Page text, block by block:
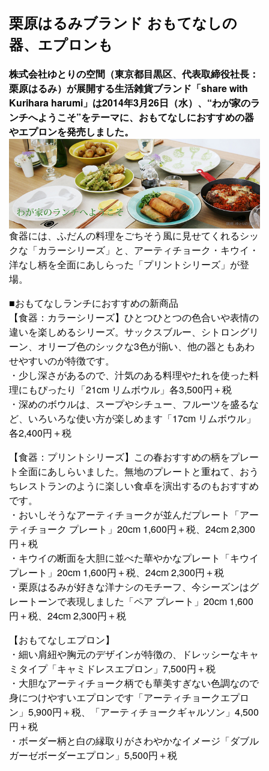
栗原はるみブランド おもてなしの
器、エプロンも
株式会社ゆとりの空間（東京都目黒区、代表取締役社長：
栗原はるみ）が展開する生活雑貨ブランド「share with
Kurihara harumi」は2014年3月26日（水）、“わが家のラ
ンチへようこそ”をテーマに、おもてなしにおすすめの器
やエプロンを発売しました。
食器には、ふだんの料理をごちそう風に見せてくれるシッ
クな「カラーシリーズ」と、アーティチョーク・キウイ・
洋なし柄を全面にあしらった「プリントシリーズ」が登
場。
■おもてなしランチにおすすめの新商品
【食器：カラーシリーズ】ひとつひとつの色合いや表情の
違いを楽しめるシリーズ。サックスブルー、シトロングリ
ーン、オリーブ色のシックな3色が揃い、他の器ともあわ
せやすいのが特徴です。
・少し深さがあるので、汁気のある料理やたれを使った料
理にもぴったり「21cm リムボウル」各3,500円＋税
・深めのボウルは、スープやシチュー、フルーツを盛るな
ど、いろいろな使い方が楽しめます「17cm リムボウル」
各2,400円＋税
【食器：プリントシリーズ】この春おすすめの柄をプレー
ト全面にあしらいました。無地のプレートと重ねて、おう
ちレストランのように楽しい食卓を演出するのもおすすめ
です。
・おいしそうなアーティチョークが並んだプレート「アー
ティチョーク プレート」20cm 1,600円＋税、24cm 2,300
円＋税
・キウイの断面を大胆に並べた華やかなプレート「キウイ
プレート」20cm 1,600円＋税、24cm 2,300円＋税
・栗原はるみが好きな洋ナシのモチーフ、今シーズンはグ
レートーンで表現しました「ペア プレート」20cm 1,600
円＋税、24cm 2,300円＋税
【おもてなしエプロン】
・細い肩紐や胸元のデザインが特徴の、ドレッシーなキャ
ミタイプ「キャミドレスエプロン」7,500円＋税
・大胆なアーティチョーク柄でも華美すぎない色調なので
身につけやすいエプロンです「アーティチョークエプロ
ン」5,900円＋税、「アーティチョークギャルソン」4,500
円＋税
・ボーダー柄と白の縁取りがさわやかなイメージ「ダブル
ガーゼボーダーエプロン」5,500円＋税